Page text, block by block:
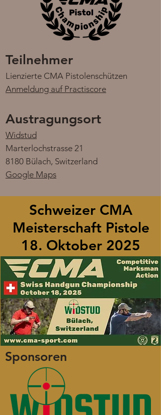
​Teilnehmer
Lienzierte CMA Pistolenschützen
Anmeldung auf Practiscore
​Austragungsort
Widstud
Marterlochstrasse 21
8180 Bülach, Switzerland
Google Maps
Schweizer CMA
Meisterschaft Pistole
18. Oktober 2025
Sponsoren